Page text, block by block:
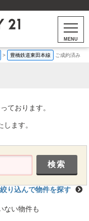
MENU
> 豊橋鉄道東田本線 ご成約済み
ております。
ます。
絞り込んで物件を探す
ない物件も